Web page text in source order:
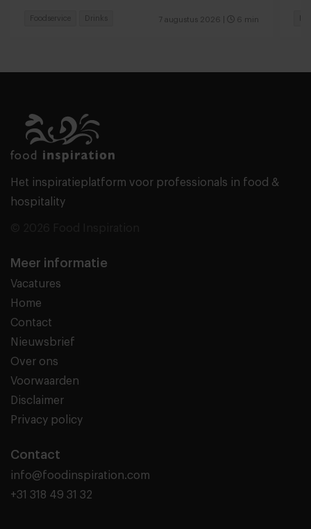
7 augustus 2026 6 min
Foodservice Drinks
Het inspiratieplatform voor professionals in food &
hospitality
Meer informatie
Vacatures
Home
Contact
Nieuwsbrief
Over ons
Voorwaarden
Disclaimer
Privacy policy
Contact
info@foodinspiration.com
+31 318 49 31 32